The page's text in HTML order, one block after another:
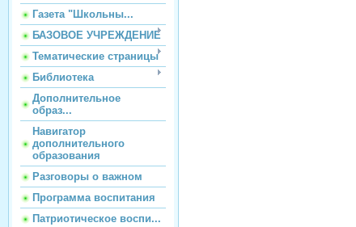
Газета "Школьны...
БАЗОВОЕ УЧРЕЖДЕНИЕ
Тематические страницы
Библиотека
Дополнительное
образ...
Навигатор
дополнительного
образования
Разговоры о важном
Программа воспитания
Патриотическое воспи...